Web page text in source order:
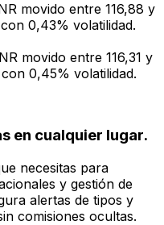
movido entre 116,88 y
0,43% volatilidad.
movido entre 116,31 y
0,45% volatilidad.
en cualquier lugar.
necesitas para
y gestión de
alertas de tipos y
comisiones ocultas.